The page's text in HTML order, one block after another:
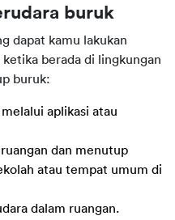
buruk
dapat kamu lakukan
ketika berada di lingkungan
buruk:
dan menutup
atau tempat umum di
dalam ruangan.